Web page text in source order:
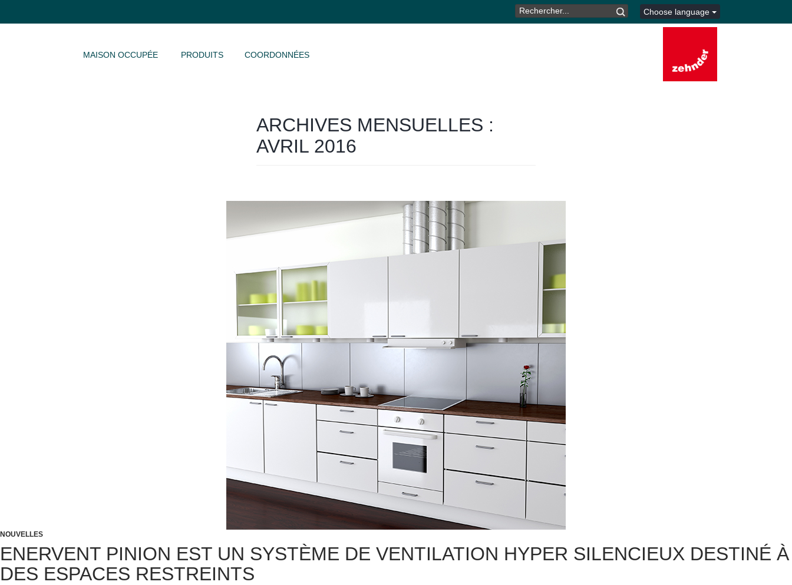
RECHERCHER : Choose language
MAISON OCCUPÉE PRODUITS COORDONNÉES
ARCHIVES MENSUELLES :
AVRIL 2016
NOUVELLES
ENERVENT PINION EST UN SYSTÈME DE VENTILATION HYPER SILENCIEUX DESTINÉ À
DES ESPACES RESTREINTS